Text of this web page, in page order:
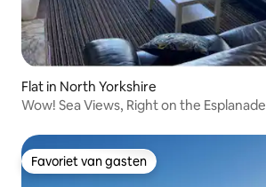
Flat in North Yorkshire
Wow! Sea Views, Right on the Esplanade
Favoriet van gasten
Favoriet van gasten